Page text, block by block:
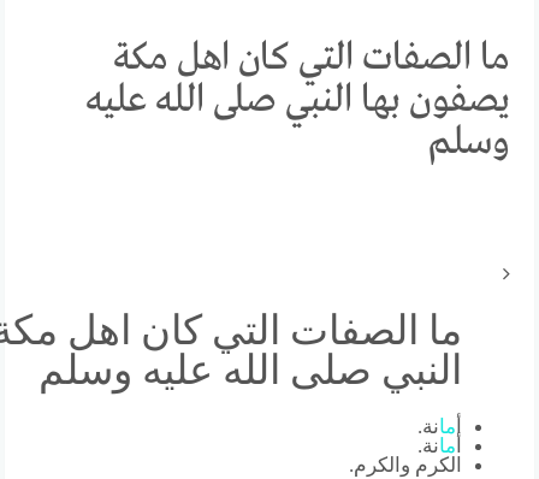
ما الصفات التي كان اهل مكة
يصفون بها النبي صلى الله عليه
وسلم
ما الصفات التي كان اهل
النبي صلى الله عليه وسلم
ما نة.
ما نة.
الكرم والكرم.